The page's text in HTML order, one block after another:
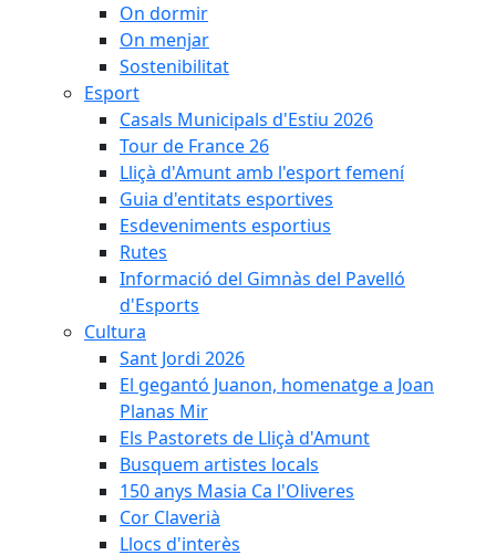
On dormir
On menjar
Sostenibilitat
Esport
Casals Municipals d'Estiu 2026
Tour de France 26
Lliçà d'Amunt amb l'esport femení
Guia d'entitats esportives
Esdeveniments esportius
Rutes
Informació del Gimnàs del Pavelló
d'Esports
Cultura
Sant Jordi 2026
El gegantó Juanon, homenatge a Joan
Planas Mir
Els Pastorets de Lliçà d'Amunt
Busquem artistes locals
150 anys Masia Ca l'Oliveres
Cor Claverià
Llocs d'interès